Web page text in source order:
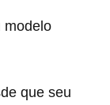
modelo
que seu